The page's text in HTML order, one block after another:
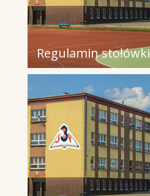
Regulamin stołówki